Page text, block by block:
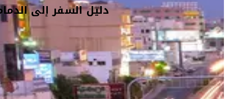
دليل السفر إلى
أفكار السفر
معلومات السفر
المعلومات الخاصة بالمطار